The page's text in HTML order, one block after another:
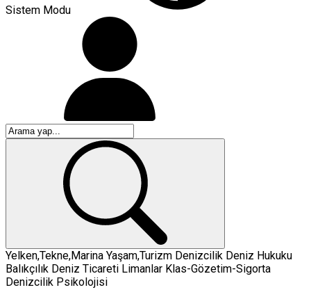
Sistem Modu
Yelken,Tekne,Marina Yaşam,Turizm Denizcilik Deniz Hukuku
Balıkçılık Deniz Ticareti Limanlar Klas-Gözetim-Sigorta
Denizcilik Psikolojisi